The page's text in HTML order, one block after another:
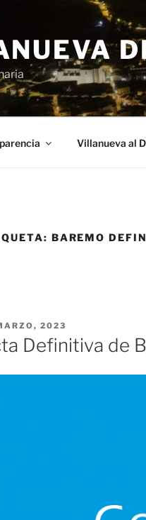
Villanueva al
BAREMO
2023
Definitiva de